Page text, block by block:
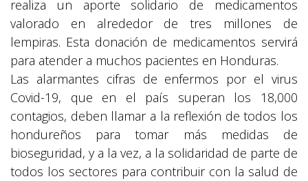
realiza un aporte solidario de medicamentos
valorado en alrededor de tres millones de
lempiras. Esta donación de medicamentos servirá
para atender a muchos pacientes en Honduras.
Las alarmantes cifras de enfermos por el virus
Covid-19, que en el país superan los 18,000
contagios, deben llamar a la reflexión de todos los
hondureños para tomar más medidas de
bioseguridad, y a la vez, a la solidaridad de parte de
todos los sectores para contribuir con la salud de